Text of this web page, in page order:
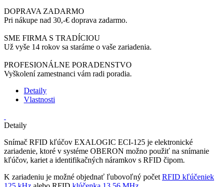
DOPRAVA ZADARMO
Pri nákupe nad 30,-€ doprava zadarmo.
SME FIRMA S TRADÍCIOU
Už vyše 14 rokov sa staráme o vaše zariadenia.
PROFESIONÁLNE PORADENSTVO
Vyškolení zamestnanci vám radi poradia.
Detaily
Vlastnosti
Detaily
Snímač RFID kľúčov EXALOGIC ECI-125 je elektronické
zariadenie, ktoré v systéme OBERON možno použiť na snímanie
kľúčov, kariet a identifikačných náramkov s RFID čipom.
K zariadeniu je možné objednať ľubovoľný počet RFID kľúčeniek